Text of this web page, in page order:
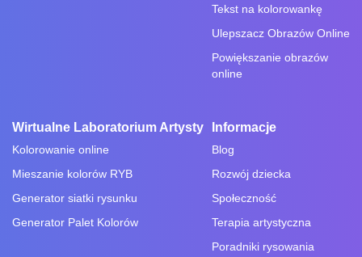
Tekst na kolorowankę
Ulepszacz Obrazów Online
Powiększanie obrazów
online
Wirtualne Laboratorium Artysty
Kolorowanie online
Mieszanie kolorów RYB
Generator siatki rysunku
Generator Palet Kolorów
Informacje
Blog
Rozwój dziecka
Społeczność
Terapia artystyczna
Poradniki rysowania